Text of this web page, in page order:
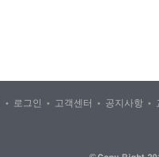
• 로그인 • 고객센터 • 공지사항 •